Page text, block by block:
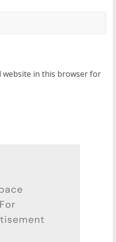
website in this browser for